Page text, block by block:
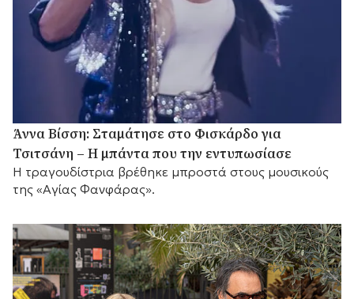
Άννα Βίσση: Σταμάτησε στο Φισκάρδο για
Τσιτσάνη – Η μπάντα που την εντυπωσίασε
Η τραγουδίστρια βρέθηκε μπροστά στους μουσικούς
της «Αγίας Φανφάρας».